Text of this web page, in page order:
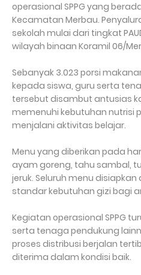
operasional SPPG yang
Kecamatan Merbau.
sekolah mulai dari tingkat
wilayah binaan Koramil 06/
Sebanyak 3.023 porsi
kepada siswa, guru serta
tersebut disambut antusias
memenuhi kebutuhan nutrisi
menjalani aktivitas belajar.
Menu yang diberikan pada
ayam goreng, tahu sambal,
jeruk. Seluruh menu
standar kebutuhan gizi bagi
Kegiatan operasional SPPG
serta tenaga pendukung
proses distribusi berjalan
diterima dalam kondisi baik.